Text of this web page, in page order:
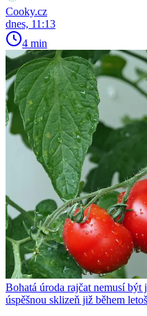
Cooky.cz
dnes, 11:13
4 min
Bohatá úroda rajčat nemusí
úspěšnou sklizeň již během